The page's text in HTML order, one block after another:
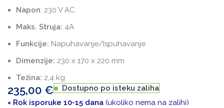
Napon: 230 V AC
Maks. Struja: 4A
Funkcije: Napuhavanje/Ispuhavanje
Dimenzije: 230 x 170 x 220 mm
Težina: 2,4 kg
235,00 €
Dostupno po isteku zaliha
× Rok isporuke 10-15 dana (ukoliko nema na zalihi)